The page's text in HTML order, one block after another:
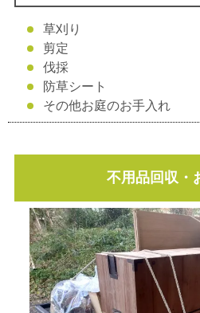
草刈り
剪定
伐採
防草シート
その他お庭のお手入れ
不用品回収・